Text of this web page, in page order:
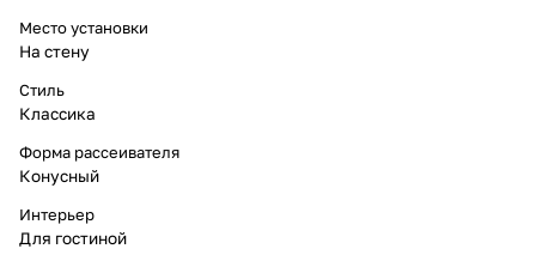
Место установки
На стену
Стиль
Классика
Форма рассеивателя
Конусный
Интерьер
Для гостиной